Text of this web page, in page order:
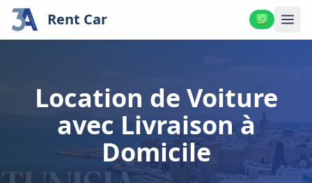
Rent Car
Location de Voiture
avec Livraison à
Domicile